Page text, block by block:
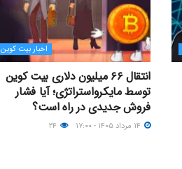
اخبار بیت کوین
انتقال ۶۶ میلیون دلاری بیت کوین
توسط مایکرواستراتژی؛ آیا فشار
فروش جدیدی در راه است؟